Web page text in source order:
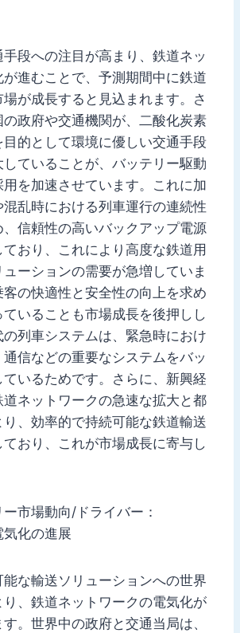
段への注目が高まり、鉄道ネッ
が進むことで、予測期間中に鉄道
が成長すると見込まれます。さ
の政府や交通機関が、二酸化炭素
的として環境に優しい交通手段
ていることが、バッテリー駆動
を加速させています。これに加
混乱時における列車運行の連続性
、信頼性の高いバックアップ電源
おり、これにより高度な鉄道用
ーションの需要が急増していま
の快適性と安全性の向上を求め
いることも市場成長を後押しし
列車システムは、緊急時におけ
信などの重要なシステムをバッ
いるためです。さらに、新興経
ネットワークの急速な拡大と都
、効率的で持続可能な鉄道輸送
おり、これが市場成長に寄与し
市場動向/ドライバー：
化の進展
な輸送ソリューションへの世界
、鉄道ネットワークの電気化が
。世界中の政府と交通当局は、